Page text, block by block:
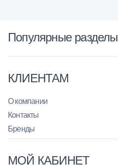
Популярные разделы
КЛИЕНТАМ
О компании
Контакты
Бренды
МОЙ КАБИНЕТ